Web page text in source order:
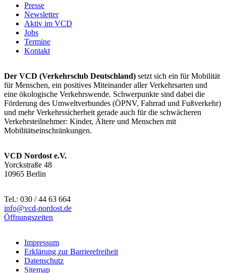
Presse
Newsletter
Aktiv im VCD
Jobs
Termine
Kontakt
Der VCD (Verkehrsclub Deutschland) setzt sich ein für Mobilität
für Menschen, ein positives Miteinander aller Verkehrsarten und
eine ökologische Verkehrswende. Schwerpunkte sind dabei die
Förderung des Umweltverbundes (ÖPNV, Fahrrad und Fußverkehr)
und mehr Verkehrssicherheit gerade auch für die schwächeren
Verkehrsteilnehmer: Kinder, Ältere und Menschen mit
Mobilitätseinschränkungen.
VCD Nordost e.V.
Yorckstraße 48
10965 Berlin
Tel.: 030 / 44 63 664
info@vcd-nordost.de
Öffnungszeiten
Impressum
Erklärung zur Barrierefreiheit
Datenschutz
Sitemap